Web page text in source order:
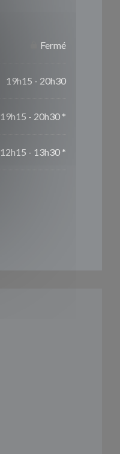
Fermé
19h15 - 20h30
19h15 - 20h30 *
12h15 - 13h30 *